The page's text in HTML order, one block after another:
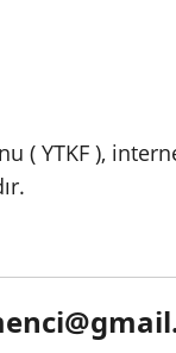
( YTKF ),